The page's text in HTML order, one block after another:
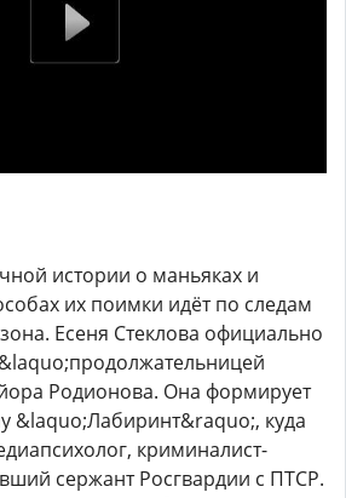
истории о маньяках и
их поимки идёт по следам
Есеня Стеклова официально
Родионова. Она формирует
&laquo;Лабиринт&raquo;, куда
криминалист-
сержант Росгвардии с ПТСР.